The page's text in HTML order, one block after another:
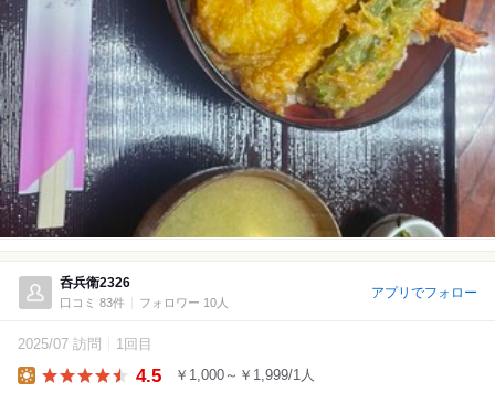
呑兵衛2326
口コミ 83件 フォロワー 10人
アプリでフォロー
2025/07 訪問 1回目
4.5 ￥1,000～￥1,999/1人